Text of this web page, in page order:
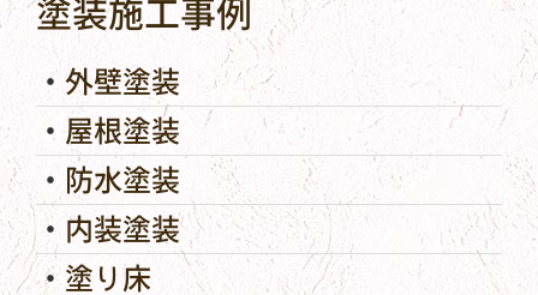
塗装施工事例
外壁塗装
屋根塗装
防水塗装
内装塗装
塗り床